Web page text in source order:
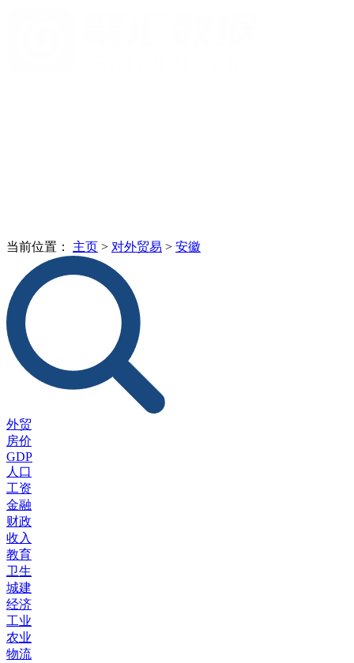
当前位置： 主页 > 对外贸易 > 安徽
外贸
房价
GDP
人口
工资
金融
财政
收入
教育
卫生
城建
经济
工业
农业
物流